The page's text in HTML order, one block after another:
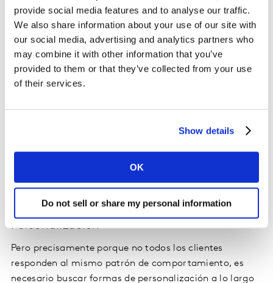
provide social media features and to analyse our traffic.
We also share information about your use of our site with
our social media, advertising and analytics partners who
may combine it with other information that you’ve
provided to them or that they’ve collected from your use
of their services.
Show details
OK
Do not sell or share my personal information
conectar con ellos, especialmente porque son éstas y
no los hábitos y los perfiles sociodemográficos, los que
más explican las decisiones de compra.
Sin embargo, en la construcción de momentos
emocionales a lo largo del
destacar que no todas las marcas pueden ni deben
mensajes.
Personalización
Pero precisamente porque no todos los clientes
responden al mismo patrón de comportamiento, es
necesario buscar formas de personalización a lo largo